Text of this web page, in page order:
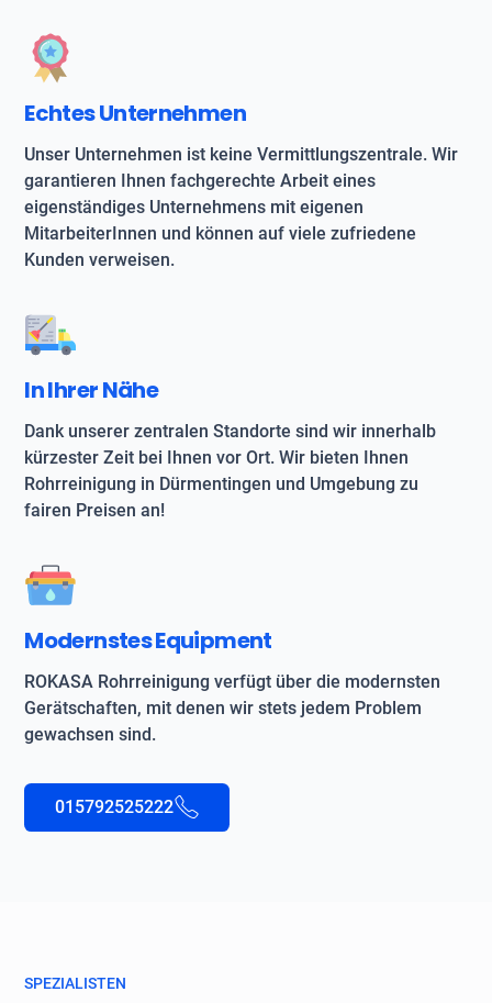
Echtes Unternehmen
Unser Unternehmen ist keine Vermittlungszentrale. Wir
garantieren Ihnen fachgerechte Arbeit eines
eigenständiges Unternehmens mit eigenen
MitarbeiterInnen und können auf viele zufriedene
Kunden verweisen.
In Ihrer Nähe
Dank unserer zentralen Standorte sind wir innerhalb
kürzester Zeit bei Ihnen vor Ort. Wir bieten Ihnen
Rohrreinigung in Dürmentingen und Umgebung zu
fairen Preisen an!
Modernstes Equipment
ROKASA Rohrreinigung verfügt über die modernsten
Gerätschaften, mit denen wir stets jedem Problem
gewachsen sind.
015792525222
SPEZIALISTEN